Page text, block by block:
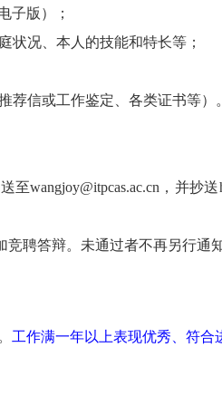
子版）；
状况、本人的技能和特长等；
荐信或工作鉴定、各类证书等）。
至wangjoy@itpcas.ac.cn ，并抄送
聘答辩。未通过者不再另行通
工作满一年以上表现优秀、符合